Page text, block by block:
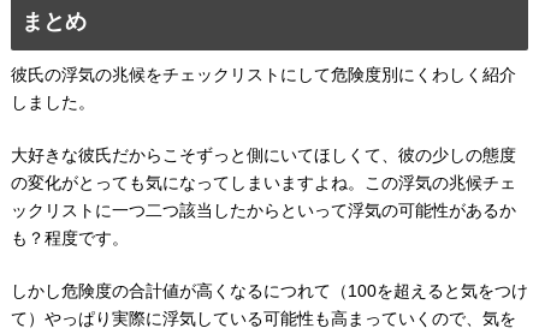
まとめ
彼氏の浮気の兆候をチェックリストにして危険度別にくわしく紹介
しました。
大好きな彼氏だからこそずっと側にいてほしくて、彼の少しの態度
の変化がとっても気になってしまいますよね。この浮気の兆候チェ
ックリストに一つ二つ該当したからといって浮気の可能性があるか
も？程度です。
しかし危険度の合計値が高くなるにつれて（100を超えると気をつけ
て）やっぱり実際に浮気している可能性も高まっていくので、気を